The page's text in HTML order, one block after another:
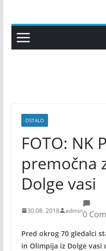
content
OSTALO
FOTO: NK
premočna
Dolge vasi
30.08. 2018 admin0
Pred okrog 70 gledalci
in Olimpija iz Dolge vasi